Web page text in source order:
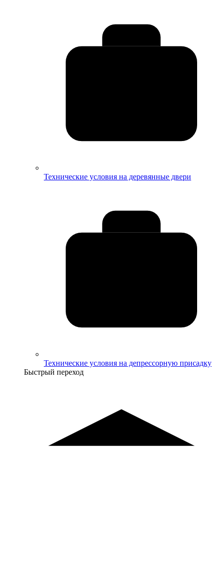
Технические условия на деревянные двери
Технические условия на депрессорную присадку
Быстрый переход